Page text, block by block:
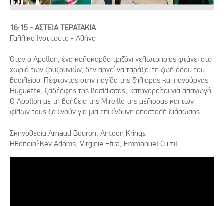
16:15 - ΑΣΤΕΙΑ ΤΕΡΑΤΑΚΙΑ
Γαλλικό Ινστιτούτο - Αθήνα
Όταν ο Apollon, ένα καλόκαρδο τριζόνι γελωτοποιός φτάνει στο
χωριό των ζουζουνιών, δεν αργεί να ταράξει τη ζωή όλου του
βασιλείου. Πέφτοντας στην παγίδα της ζηλιάρας και πανούργας
Huguette, ξαδέλφης της βασίλισσας, κατηγορείται για απαγωγή.
Ο Apollon με τη βοήθεια της Mireille της μέλισσας και των
φίλων τους ξεκινούν για μια επικίνδυνη αποστολή διάσωσης...
Σκηνοθεσία:Arnaud Bouron, Antoon Krings
Ηθοποιοί:Kev Adams, Virginie Efira, Emmanuel Curtil